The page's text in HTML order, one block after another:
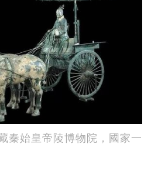
秦始皇帝陵博物院，國家一